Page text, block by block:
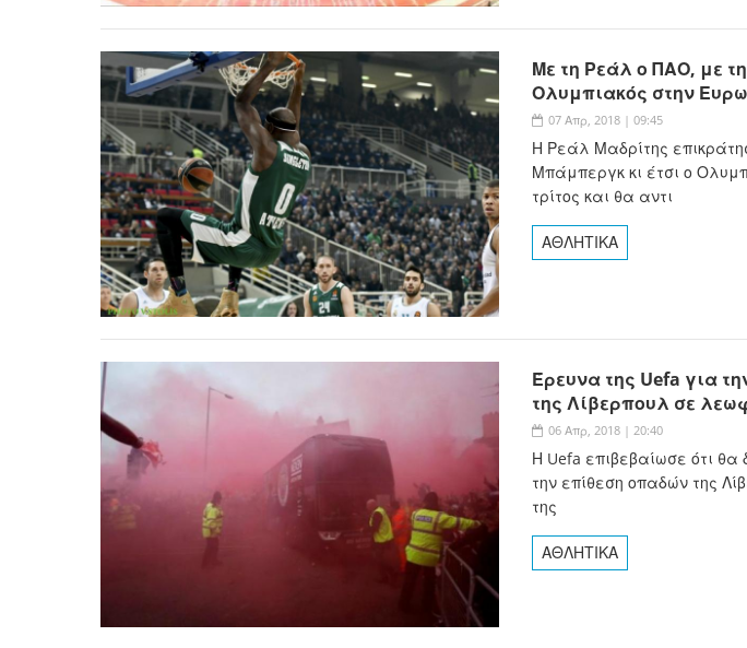
Με τη Ρεάλ ο ΠΑΟ, με
Ολυμπιακός στην
07 Απρ, 2018 | 09:45
Η Ρεάλ Μαδρίτης
Μπάμπεργκ κι έτσι ο
τρίτος και θα αντι
ΑΘΛΗΤΙΚΑ
Έρευνα της Uefa για
της Λίβερπουλ σε
06 Απρ, 2018 | 20:40
Η Uefa επιβεβαίωσε ότι θα
την επίθεση οπαδών της
της
ΑΘΛΗΤΙΚΑ